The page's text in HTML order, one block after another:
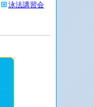
泳法講習会